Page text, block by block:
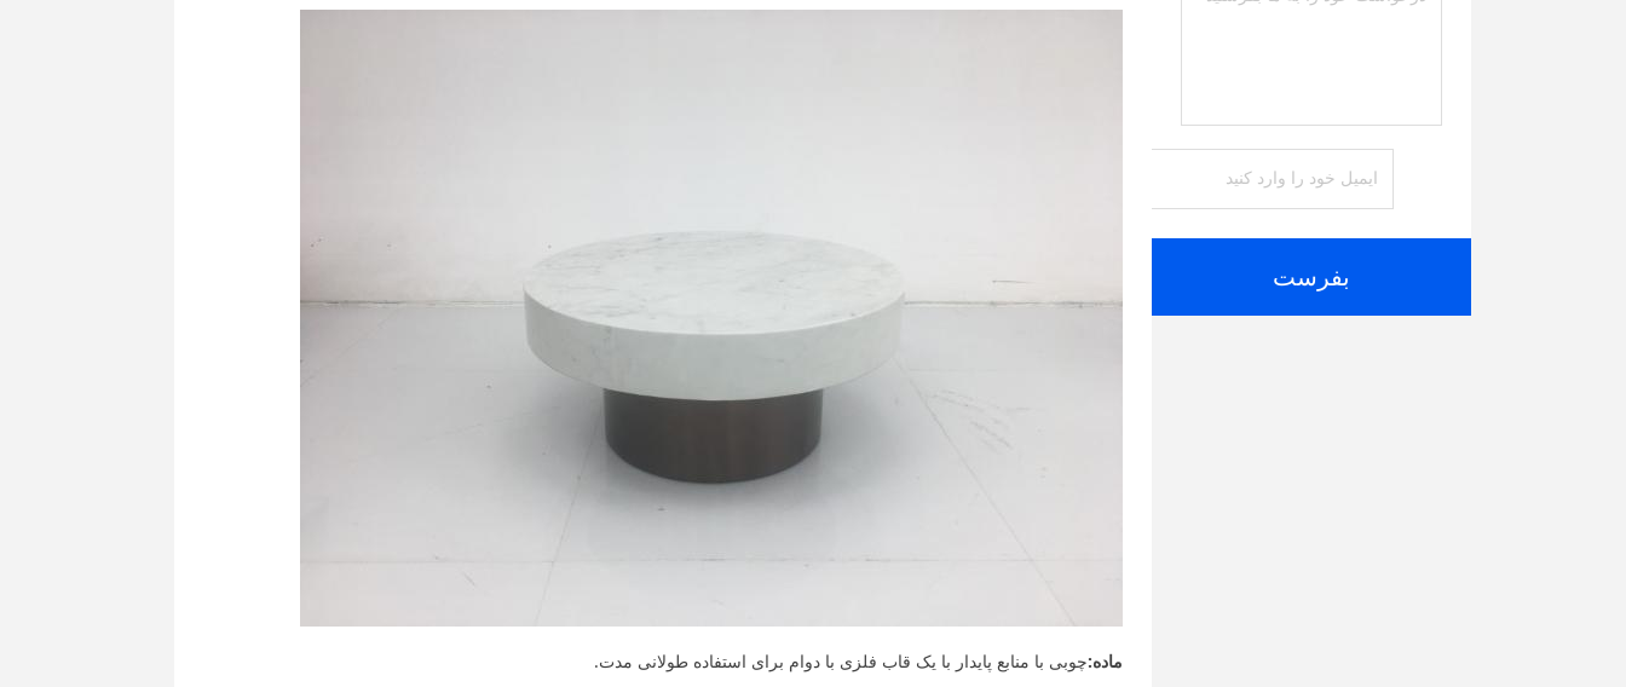
بفرست
ماده:چوبی با منابع پایدار با یک قاب فلزی با دوام برای استفاده طولانی مدت.